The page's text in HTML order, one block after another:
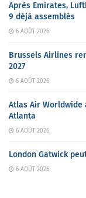
Après Emirates,
9 déjà assemblés
6 AOÛT 2026
Brussels Airlines
2027
6 AOÛT 2026
Atlas Air
Atlanta
6 AOÛT 2026
London Gatwick
6 AOÛT 2026